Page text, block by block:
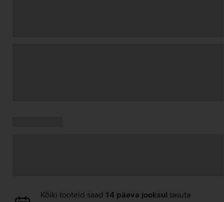
AndmeteKõiki tooteid saad 14 päeva jooksul tasuta